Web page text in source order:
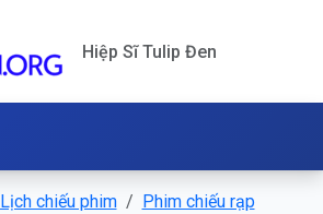
Hiệp Sĩ Tulip Đen
Lịch chiếu phim
Phim chiếu rạp